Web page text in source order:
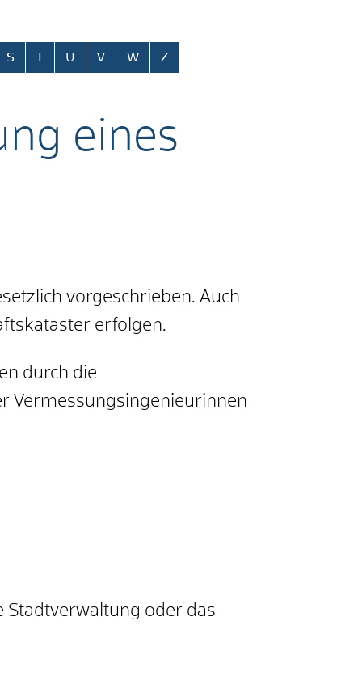
S T U V W Z
eines
vorgeschrieben. Auch
erfolgen.
durch die
Vermessungsingenieurinnen
Stadtverwaltung oder das